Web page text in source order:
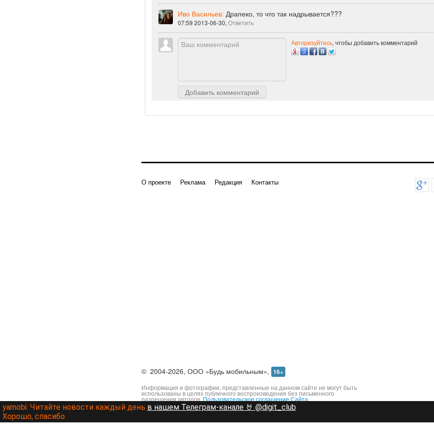
Иво Васильев: Драпеко, то что так надрывается???
07:59 2013-06-30, Ответить
Добавить комментарий
Авторизуйтесь, чтобы добавить комментарий
О проекте Реклама Редакция Контакты
© 2004-2026, ООО «Будь мобильным», 16+
Информация и фотографии, представленные на данном сайте не могут быть
использованы в целях публичного воспроизведения без письменного
разрешения авторов. Пользовательское соглашение Сайта.
yamobi: Читайте новости каждый день в нашем Телеграм-канале 🤘 @digit_club
Хорошо, спасибо